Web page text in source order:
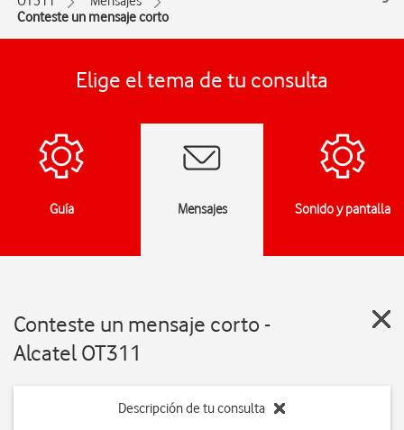
Conteste un mensaje corto
Elige el tema de tu consulta
Guía Mensajes Sonido y pantalla
Conteste un mensaje corto -
Alcatel OT311
Descripción de tu consulta